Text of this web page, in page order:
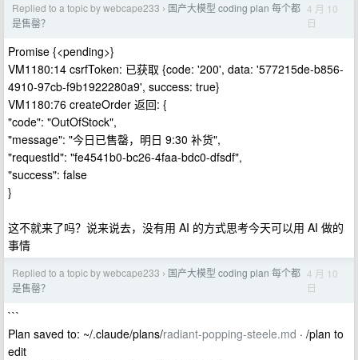
Replied to a topic by webcape233 › 国产大模型 coding plan 每个都
是售罄？
4 月 10
日
Promise {<pending>}
VM1180:14 csrfToken: 已获取 {code: '200', data: '577215de-b856-
4910-97cb-f9b1922280a9', success: true}
VM1180:76 createOrder 返回: {
"code": "OutOfStock",
"message": "今日已售罄，明日 9:30 补货",
"requestId": "fe4541b0-bc26-4faa-bdc0-dfsdf",
"success": false
}
这不就来了吗？说来说去，没有用 AI 的方式思考今天可以用 AI 做的
事情
Replied to a topic by webcape233 › 国产大模型 coding plan 每个都
是售罄？
4 月 10
日
```
Plan saved to: ~/.claude/plans/radiant-popping-steele.md · /plan to
edit